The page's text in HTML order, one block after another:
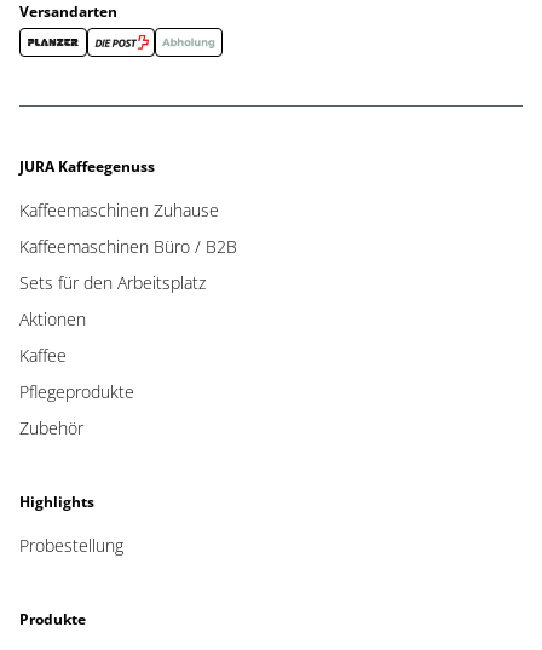
Versandarten
JURA Kaffeegenuss
Kaffeemaschinen Zuhause
Kaffeemaschinen Büro / B2B
Sets für den Arbeitsplatz
Aktionen
Kaffee
Pflegeprodukte
Zubehör
Highlights
Probestellung
Produkte